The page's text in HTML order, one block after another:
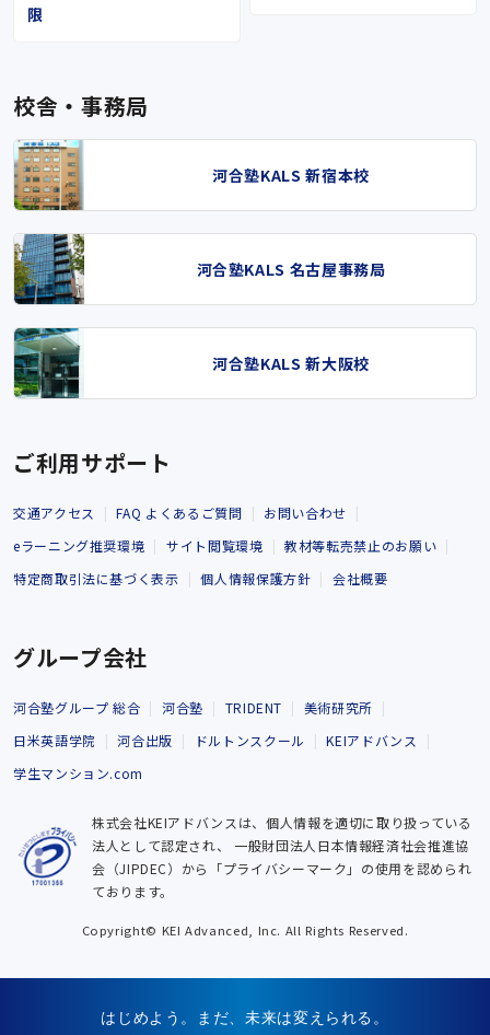
限
校舎・事務局
河合塾KALS 新宿本校
河合塾KALS 名古屋事務局
河合塾KALS 新大阪校
ご利用サポート
交通アクセス FAQ よくあるご質問
お問い合わせ
eラーニング推奨環境
サイト閲覧環境
教材等転売禁止のお願い
特定商取引法に基づく表示
個人情報保護方針 会社概要
グループ会社
河合塾グループ 総合 河合塾 TRIDENT
美術研究所
日米英語学院
河合出版 ドルトンスクール
KEIアドバンス
学生マンション.com
株式会社KEIアドバンスは、個人情報を適切に取り扱っている
法人として認定され、 一般財団法人日本情報経済社会推進協
会（JIPDEC）から「プライバシーマーク」の使用を認められ
ております。
Copyright© KEI Advanced, Inc. All Rights Reserved.
はじめよう。まだ、未来は変えられる。